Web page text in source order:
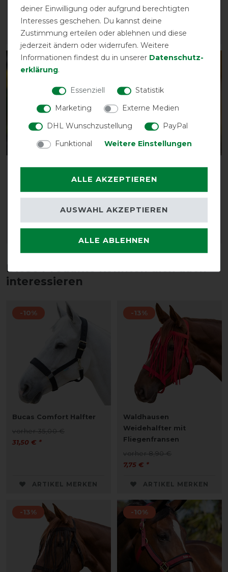
vorher 119,95 €
ARTIKEL MERKEN
vorher 28,45 €
ARTIKEL MERKEN
-15%
LeMieux WrapRound
Leather Over Reach
Neu
-15%
LeMieux WrapRound
Leather Over Reach
32,65 € *
Diese Produkte könnten dich auch
interessieren
-10%
Bucas Comfort Halfter
vorher 35,00 €
31,50 € *
ARTIKEL MERKEN
-13%
Waldhausen
Weidehalfter mit
Fliegenfransen
vorher 8,90 €
7,75 € *
ARTIKEL MERKEN
-13% -10%
deiner Einwilligung oder aufgrund berechtigten
Interesses geschehen. Du kannst deine
Zustimmung erteilen oder ablehnen und diese
jederzeit ändern oder widerrufen. Weitere
Informationen findest du in unserer Daten­schutz­
erklärung.
Essenziell
Statistik
Marketing
Externe Medien
DHL Wunschzustellung
PayPal
Funktional
Weitere Einstellungen
ALLE AKZEPTIEREN
ALLE ABLEHNEN
AUSWAHL AKZEPTIEREN